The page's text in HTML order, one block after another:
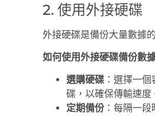
2. 使用外接硬碟
外接硬碟是備份大量數據
如何使用外接硬碟備份數
選購硬碟 ：選擇一
碟，以確保傳輸速度
定期備份 ：每隔一